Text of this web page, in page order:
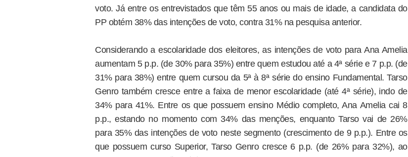
voto. Já entre os entrevistados que têm 55 anos ou mais de idade, a candidata do
PP obtém 38% das intenções de voto, contra 31% na pesquisa anterior.
Considerando a escolaridade dos eleitores, as intenções de voto para Ana Amelia
aumentam 5 p.p. (de 30% para 35%) entre quem estudou até a 4ª série e 7 p.p. (de
31% para 38%) entre quem cursou da 5ª à 8ª série do ensino Fundamental. Tarso
Genro também cresce entre a faixa de menor escolaridade (até 4ª série), indo de
34% para 41%. Entre os que possuem ensino Médio completo, Ana Amelia cai 8
p.p., estando no momento com 34% das menções, enquanto Tarso vai de 26%
para 35% das intenções de voto neste segmento (crescimento de 9 p.p.). Entre os
que possuem curso Superior, Tarso Genro cresce 6 p.p. (de 26% para 32%), ao